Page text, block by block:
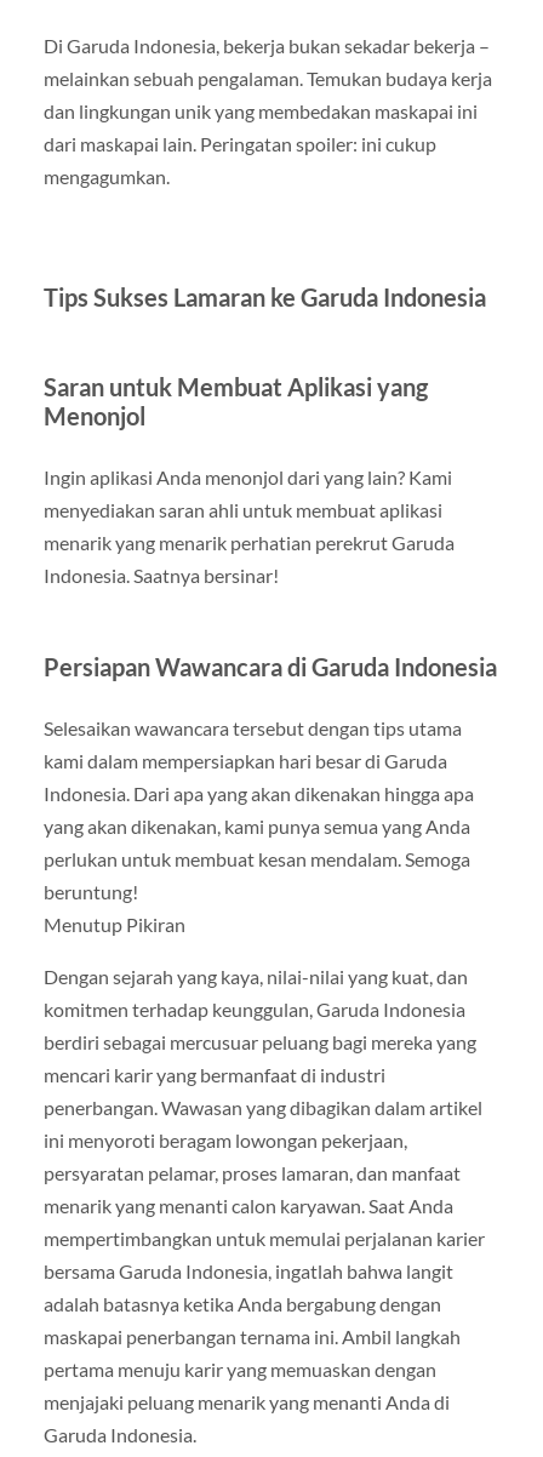
Di Garuda Indonesia, bekerja bukan sekadar bekerja –
melainkan sebuah pengalaman. Temukan budaya kerja
dan lingkungan unik yang membedakan maskapai ini
dari maskapai lain. Peringatan spoiler: ini cukup
mengagumkan.
Tips Sukses Lamaran ke Garuda Indonesia
Saran untuk Membuat Aplikasi yang
Menonjol
Ingin aplikasi Anda menonjol dari yang lain? Kami
menyediakan saran ahli untuk membuat aplikasi
menarik yang menarik perhatian perekrut Garuda
Indonesia. Saatnya bersinar!
Persiapan Wawancara di Garuda Indonesia
Selesaikan wawancara tersebut dengan tips utama
kami dalam mempersiapkan hari besar di Garuda
Indonesia. Dari apa yang akan dikenakan hingga apa
yang akan dikenakan, kami punya semua yang Anda
perlukan untuk membuat kesan mendalam. Semoga
beruntung!
Menutup Pikiran
Dengan sejarah yang kaya, nilai-nilai yang kuat, dan
komitmen terhadap keunggulan, Garuda Indonesia
berdiri sebagai mercusuar peluang bagi mereka yang
mencari karir yang bermanfaat di industri
penerbangan. Wawasan yang dibagikan dalam artikel
ini menyoroti beragam lowongan pekerjaan,
persyaratan pelamar, proses lamaran, dan manfaat
menarik yang menanti calon karyawan. Saat Anda
mempertimbangkan untuk memulai perjalanan karier
bersama Garuda Indonesia, ingatlah bahwa langit
adalah batasnya ketika Anda bergabung dengan
maskapai penerbangan ternama ini. Ambil langkah
pertama menuju karir yang memuaskan dengan
menjajaki peluang menarik yang menanti Anda di
Garuda Indonesia.